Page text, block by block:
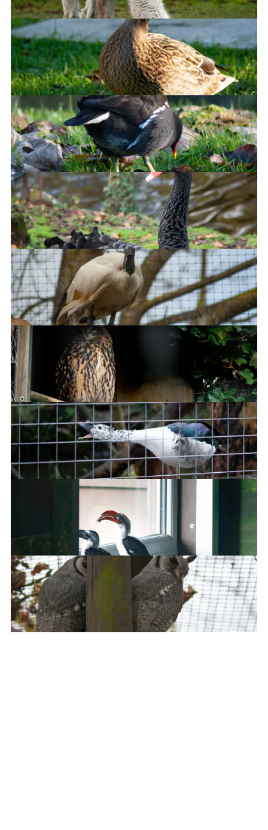
Alpaca
Well, it's a nice duck
Black Swan
African Sacred Ibis
Caaaaaaarl!
Hey, I brought you food